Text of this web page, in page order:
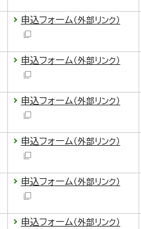
申込フォーム （外部リンク）
申込フォーム （外部リンク）
申込フォーム （外部リンク）
申込フォーム （外部リンク）
申込フォーム （外部リンク）
申込フォーム （外部リンク）